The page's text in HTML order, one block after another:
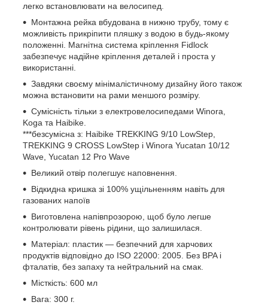
легко встановлювати на велосипед.
Монтажна рейка вбудована в нижню трубу, тому є
можливість прикріпити пляшку з водою в будь-якому
положенні. Магнітна система кріплення Fidlock
забезпечує надійне кріплення деталей і проста у
використанні.
Завдяки своєму мінімалістичному дизайну його також
можна встановити на рами меншого розміру.
Сумісність тільки з електровелосипедами Winora,
Koga та Haibike.
***безсумісна з: Haibike TREKKING 9/10 LowStep,
TREKKING 9 CROSS LowStep і Winora Yucatan 10/12
Wave, Yucatan 12 Pro Wave
Великий отвір полегшує наповнення.
Відкидна кришка зі 100% ущільненням навіть для
газованих напоїв
Виготовлена напівпрозорою, щоб було легше
контролювати рівень рідини, що залишилася.
Матеріал: пластик — безпечний для харчових
продуктів відповідно до ISO 22000: 2005. Без BPA і
фталатів, без запаху та нейтральний на смак.
Місткість: 600 мл
Вага: 300 г.